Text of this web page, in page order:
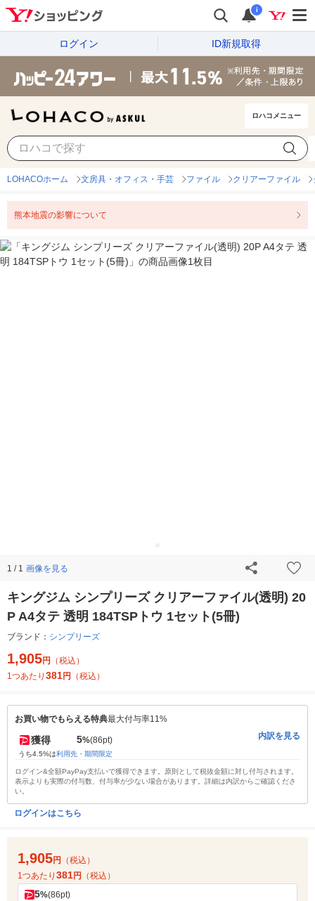
i
ログイン ID新規取得
ロハコメニュー
LOHACOホーム 文房具・オフィス・手芸 ファイル クリアーファイル
熊本地震の影響について
1 / 1 画像を見る
キングジム シンプリーズ クリアーファイル(透明) 20
P A4タテ 透明 184TSPトウ 1セット(5冊)
ブランド： シンプリーズ
1,905円
（税込）
1つあたり 381円 （税込）
お買い物でもらえる特典最大付与率11%
獲得 5%(86pt)
うち4.5%は利用先・期間限定
内訳を見る
ログイン&全額PayPay支払いで獲得できます。原則として税抜金額に対し付与されます。
表示よりも実際の付与数、付与率が少ない場合があります。詳細は内訳からご確認くださ
い。
ログインはこちら
1,905円
（税込）
1つあたり 381円 （税込）
5%(86pt)